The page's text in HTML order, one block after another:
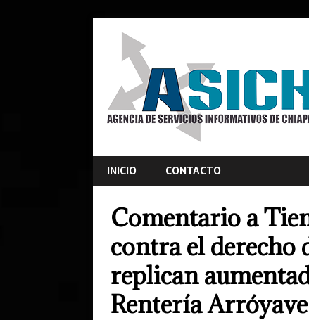
INICIO CONTACTO
Comentario a
contra el derecho
replican
Rentería Arróyave